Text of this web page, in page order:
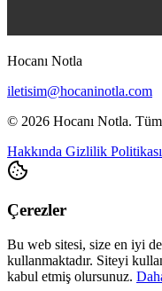
Hocanı Notla
iletisim@hocaninotla.com
© 2026 Hocanı Notla. Tüm
Hakkında Gizlilik Politikası
Çerezler
Bu web sitesi, size en iyi
kullanmaktadır. Siteyi
kabul etmiş olursunuz.